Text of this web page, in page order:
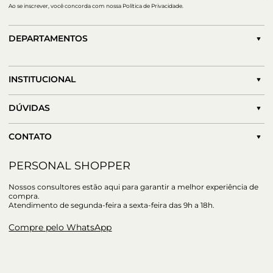
Ao se inscrever, você concorda com nossa Política de Privacidade.
DEPARTAMENTOS
INSTITUCIONAL
DÚVIDAS
CONTATO
PERSONAL SHOPPER
Nossos consultores estão aqui para garantir a melhor experiência de
compra.
Atendimento de segunda-feira a sexta-feira das 9h a 18h.
Compre pelo WhatsApp